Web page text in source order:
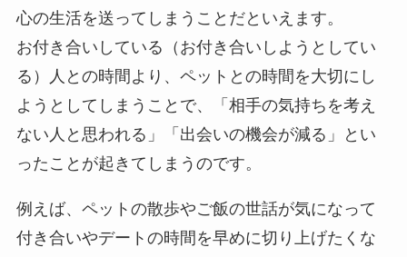
心の生活を送ってしまうことだといえます。
お付き合いしている（お付き合いしようとしてい
る）人との時間より、ペットとの時間を大切にし
ようとしてしまうことで、「相手の気持ちを考え
ない人と思われる」「出会いの機会が減る」とい
ったことが起きてしまうのです。
例えば、ペットの散歩やご飯の世話が気になって
付き合いやデートの時間を早めに切り上げたくな